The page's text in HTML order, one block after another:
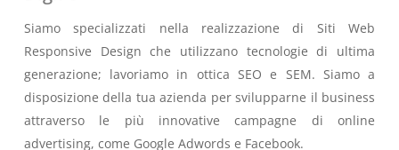
Siamo specializzati nella realizzazione di Siti Web
Responsive Design che utilizzano tecnologie di ultima
generazione; lavoriamo in ottica SEO e SEM. Siamo a
disposizione della tua azienda per svilupparne il business
attraverso le più innovative campagne di online
advertising, come Google Adwords e Facebook.